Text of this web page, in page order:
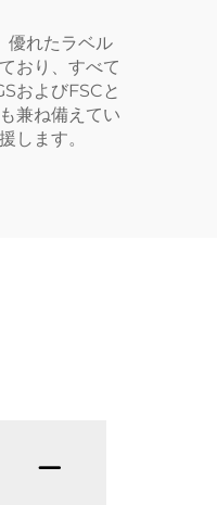
優れたラベル
おり、すべて
およびFSCと
兼ね備えてい
します。